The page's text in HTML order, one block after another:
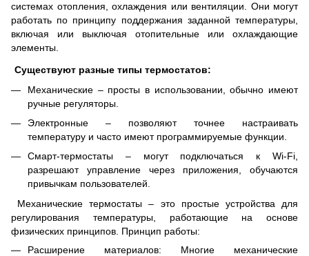
системах отопления, охлаждения или вентиляции. Они могут
работать по принципу поддержания заданной температуры,
включая или выключая отопительные или охлаждающие
элементы.
Существуют разные типы термостатов:
Механические – просты в использовании, обычно имеют
ручные регуляторы.
Электронные – позволяют точнее настраивать
температуру и часто имеют программируемые функции.
Смарт-термостаты – могут подключаться к Wi-Fi,
разрешают управление через приложения, обучаются
привычкам пользователей.
Механические термостаты – это простые устройства для
регулирования температуры, работающие на основе
физических принципов. Принцип работы:
Расширение материалов: Многие механические